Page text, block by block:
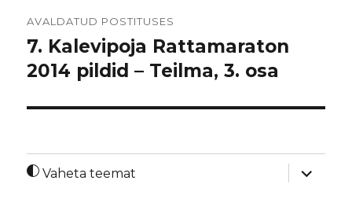
AVALDATUD POSTITUSES
7. Kalevipoja Rattamaraton
2014 pildid – Teilma, 3. osa
Vaheta teemat
laienda